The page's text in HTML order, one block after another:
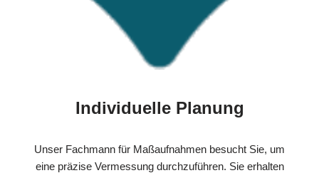
Individuelle Planung
Unser Fachmann für Maßaufnahmen besucht Sie, um
eine präzise Vermessung durchzuführen. Sie erhalten